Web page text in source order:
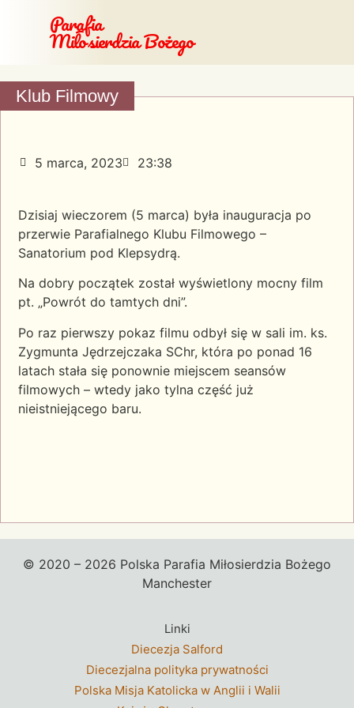
Parafia
Miłosierdzia Bożego
Klub Filmowy
5 marca, 2023 23:38
Dzisiaj wieczorem (5 marca) była inauguracja po
przerwie Parafialnego Klubu Filmowego –
Sanatorium pod Klepsydrą.
Na dobry początek został wyświetlony mocny film
pt. „Powrót do tamtych dni”.
Po raz pierwszy pokaz filmu odbył się w sali im. ks.
Zygmunta Jędrzejczaka SChr, która po ponad 16
latach stała się ponownie miejscem seansów
filmowych – wtedy jako tylna część już
nieistniejącego baru.
© 2020 – 2026 Polska Parafia Miłosierdzia Bożego
Manchester
Linki
Diecezja Salford
Diecezjalna polityka prywatności
Polska Misja Katolicka w Anglii i Walii